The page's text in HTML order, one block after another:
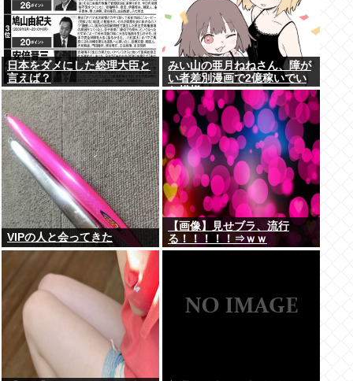
日本をダメにした総理大臣と
言えば？
みい山の亜月ねねさん、障が
い者差別漫画で2億稼いでい
た模様www
VIPの人と会ってきた
【画像】見せブラ、流行
る！！！！！⇒ｗｗ